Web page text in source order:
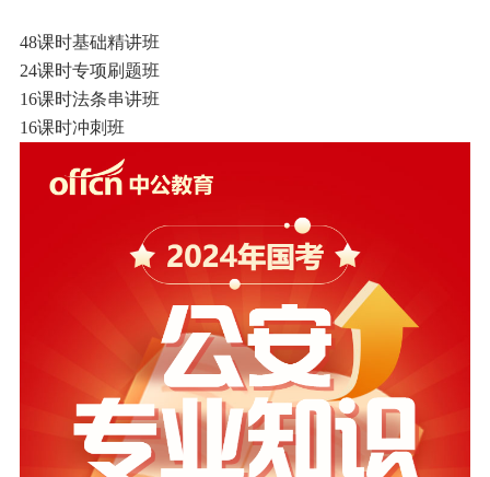
48课时基础精讲班
24课时专项刷题班
16课时法条串讲班
16课时冲刺班